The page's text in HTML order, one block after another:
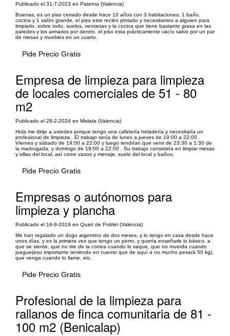
Publicado el 31-7-2023 en Paterna (Valencia)
Buenas, es un piso cerrado desde hace 10 años con 3 habitaciones, 1 baño,
cocina y 1 salón grande, el piso este recién pintado y necesitamos a alguien para
limpiarlo, sobre todo, suelos, ventanas y la cocina que tiene bastante grasa en las
paredes y los armarios por dentro, el piso esta prácticamente vacío salvo por un par
de mesas y muebles en un cuarto.
Pide Precio Gratis
Empresa de limpieza para limpieza
de locales comerciales de 51 - 80
m2
Publicado el 28-2-2024 en Mislata (Valencia)
Hola me dirijo a ustedes porque tengo una cafetería heladería y necesitaría un
profesional de limpieza,. El trabajo sería de lunes a jueves de 19:00 a 22:00 .
Viernes y sábado de 19:00 a 22:00 y luego tendrían que venir de 23:30 a 1:30 de
la madrugada, y domingo de 19:00 a 22:00 . Su trabajo consistiría en limpiar mesas
y sillas del local, así como vasos y menaje, suelo del local y baños,
Pide Precio Gratis
Empresas o autónomos para
limpieza y plancha
Publicado el 16-9-2019 en Quart de Poblet (Valencia)
Me han regalado un dogo argentino de dos meses, y lo tengo en casa desde hace
unos días, y es la primera vez que tengo un perro, y quería enseñarle lo básico, a
que se siente, que no tire de la correa cuando lo saque, que no muerda cuando
juegue(eso importante teniendo en cuento que de aquí a no mucho pesará 50 kg),
que venga cuando lo llame, etc.
Pide Precio Gratis
Profesional de la limpieza para
rallanos de finca comunitaria de 81 -
100 m2 (Benicalap)